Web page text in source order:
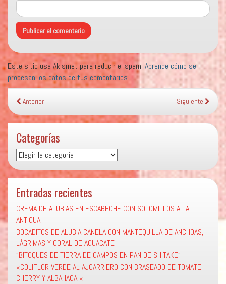
Este sitio usa Akismet para reducir el spam. Aprende cómo se
procesan los datos de tus comentarios.
Anterior Siguiente
Categorías
Categorías
Entradas recientes
CREMA DE ALUBIAS EN ESCABECHE CON SOLOMILLOS A LA
ANTIGUA
BOCADITOS DE ALUBIA CANELA CON MANTEQUILLA DE ANCHOAS,
LÁGRIMAS Y CORAL DE AGUACATE
“BITOQUES DE TIERRA DE CAMPOS EN PAN DE SHITAKE“
«COLIFLOR VERDE AL AJOARRIERO CON BRASEADO DE TOMATE
CHERRY Y ALBAHACA «